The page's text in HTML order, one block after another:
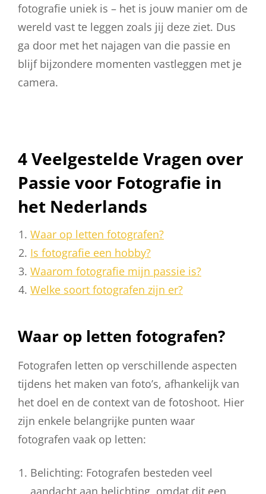
fotografie uniek is – het is jouw manier om de
wereld vast te leggen zoals jij deze ziet. Dus
ga door met het najagen van die passie en
blijf bijzondere momenten vastleggen met je
camera.
4 Veelgestelde Vragen over
Passie voor Fotografie in
het Nederlands
Waar op letten fotografen?
Is fotografie een hobby?
Waarom fotografie mijn passie is?
Welke soort fotografen zijn er?
Waar op letten fotografen?
Fotografen letten op verschillende aspecten
tijdens het maken van foto’s, afhankelijk van
het doel en de context van de fotoshoot. Hier
zijn enkele belangrijke punten waar
fotografen vaak op letten:
Belichting: Fotografen besteden veel
aandacht aan belichting, omdat dit een